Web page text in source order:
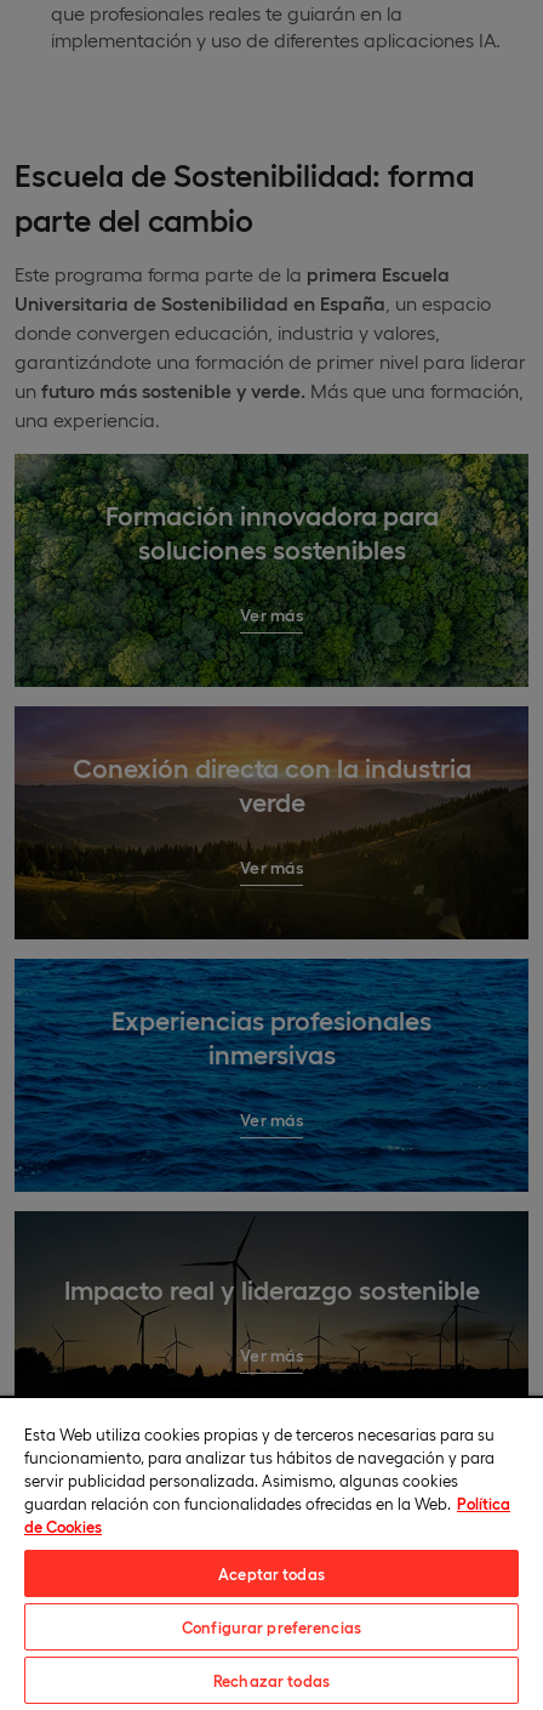
que profesionales reales te guiarán en la
implementación y uso de diferentes aplicaciones IA.
Escuela de Sostenibilidad: forma
parte del cambio
Este programa forma parte de la primera Escuela
Universitaria de Sostenibilidad en España , un espacio
donde convergen educación, industria y valores,
garantizándote una formación de primer nivel para liderar
un futuro más sostenible y verde. Más que una formación,
una experiencia.
Formación innovadora para
soluciones sostenibles
Ver más
Conexión directa con la industria
verde
Ver más
Experiencias profesionales
inmersivas
Ver más
Impacto real y liderazgo sostenible
Ver más
Plan de Estudios de la Maestría en
Energías Renovables
En la Maestría en Energías Renovables en línea estudias el
contexto energético y eléctrico actual, profundizando en
Solicita información
Esta Web utiliza cookies propias y de terceros necesarias para su
funcionamiento, para analizar tus hábitos de navegación y para
servir publicidad personalizada. Asimismo, algunas cookies
guardan relación con funcionalidades ofrecidas en la Web. Política
de Cookies
Aceptar todas
Configurar preferencias
Rechazar todas